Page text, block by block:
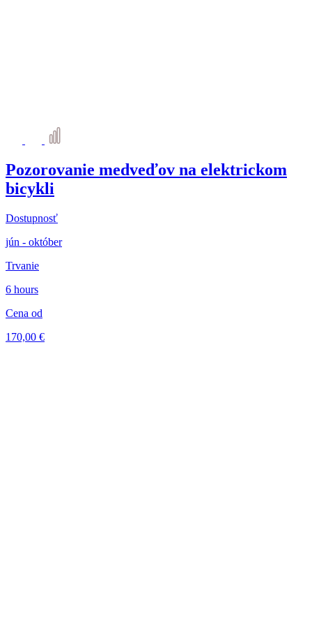
Pozorovanie medveďov na elektrickom
bicykli
Dostupnosť
jún - október
Trvanie
6 hours
Cena od
170,00 €